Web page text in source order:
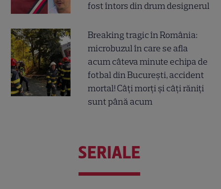
fost întors din drum designerul
Breaking tragic în România:
microbuzul în care se afla
acum câteva minute echipa de
fotbal din București, accident
mortal! Câți morți și câți răniți
sunt până acum
SERIALE